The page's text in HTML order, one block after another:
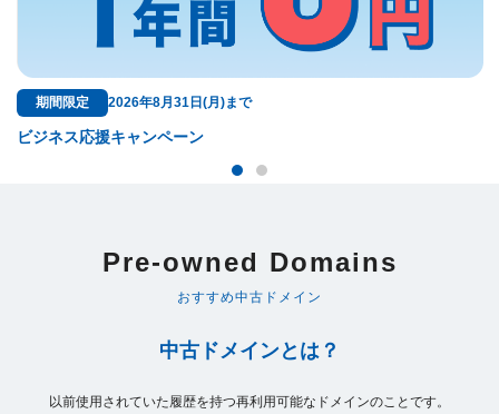
期間限定 2026年8月31日(月)まで
ビジネス応援キャンペーン
Pre-owned Domains
おすすめ中古ドメイン
中古ドメインとは？
以前使用されていた履歴を持つ再利用可能なドメインのことです。